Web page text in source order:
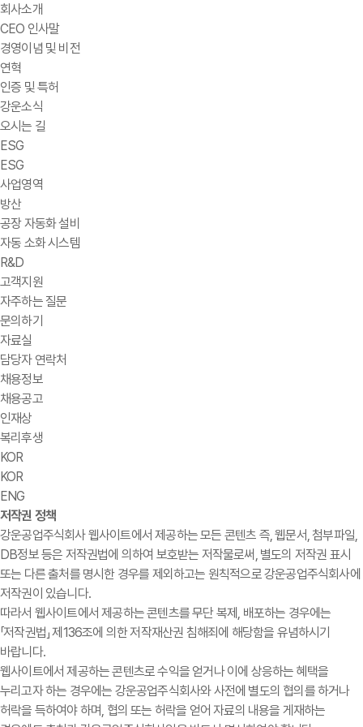
회사소개
CEO 인사말
경영이념 및 비전
연혁
인증 및 특허
강운소식
오시는 길
ESG
ESG
사업영역
방산
공장 자동화 설비
자동 소화 시스템
R&D
고객지원
자주하는 질문
문의하기
자료실
담당자 연락처
채용정보
채용공고
인재상
복리후생
KOR
KOR
ENG
저작권 정책
강운공업주식회사 웹사이트에서 제공하는 모든 콘텐츠 즉, 웹문서, 첨부파일,
DB정보 등은 저작권법에 의하여 보호받는 저작물로써, 별도의 저작권 표시
또는 다른 출처를 명시한 경우를 제외하고는 원칙적으로 강운공업주식회사에
저작권이 있습니다.
따라서 웹사이트에서 제공하는 콘텐츠를 무단 복제, 배포하는 경우에는
「저작권법」 제136조에 의한 저작재산권 침해죄에 해당함을 유념하시기
바랍니다.
웹사이트에서 제공하는 콘텐츠로 수익을 얻거나 이에 상응하는 혜택을
누리고자 하는 경우에는 강운공업주식회사와 사전에 별도의 협의를 하거나
허락을 득하여야 하며, 협의 또는 허락을 얻어 자료의 내용을 게재하는